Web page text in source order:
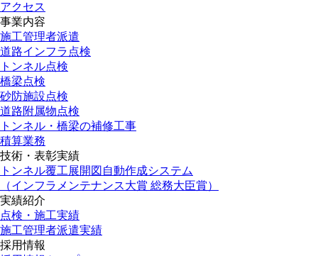
アクセス
事業内容
施工管理者派遣
道路インフラ点検
トンネル点検
橋梁点検
砂防施設点検
道路附属物点検
トンネル・橋梁の補修工事
積算業務
技術・表彰実績
トンネル覆工展開図自動作成システム
（インフラメンテナンス大賞 総務大臣賞）
実績紹介
点検・施工実績
施工管理者派遣実績
採用情報